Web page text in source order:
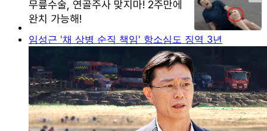
임성근 '채 상병 순직 책임' 항소심도 징역 3년